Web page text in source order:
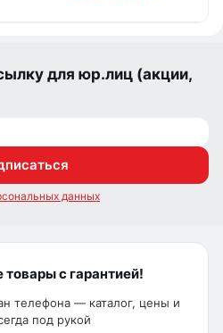
для юр.лиц (акции,
данных
с гарантией!
телефона — каталог, цены и
под рукой